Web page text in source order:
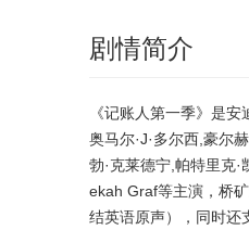
剧情简介
《记账人第一季》是
奥马尔·J·多尔西,豪尔
勃·克莱德宁,帕特里克
ekah Graf等主演，桥
结英语原声），同时还